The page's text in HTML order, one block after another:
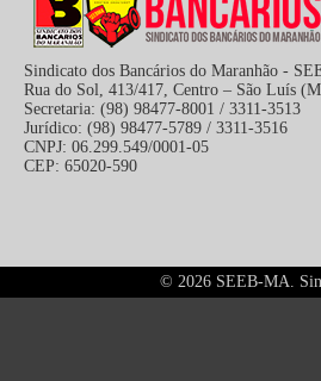
Sindicato dos Bancários do Maranhão -
Rua do Sol, 413/417, Centro – São Luís
Secretaria: (98) 98477-8001 / 3311-3513
Jurídico: (98) 98477-5789 / 3311-3516
CNPJ: 06.299.549/0001-05
CEP: 65020-590
© 2026 SEEB-MA.